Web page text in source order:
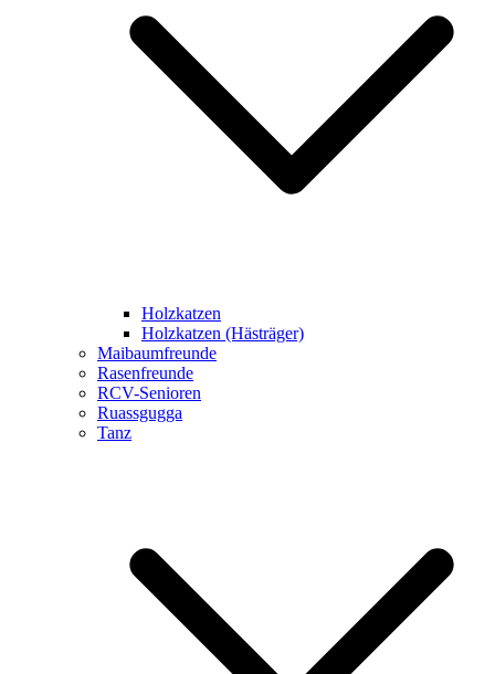
Holzkatzen
Holzkatzen (Hästräger)
Maibaumfreunde
Rasenfreunde
RCV-Senioren
Ruassgugga
Tanz